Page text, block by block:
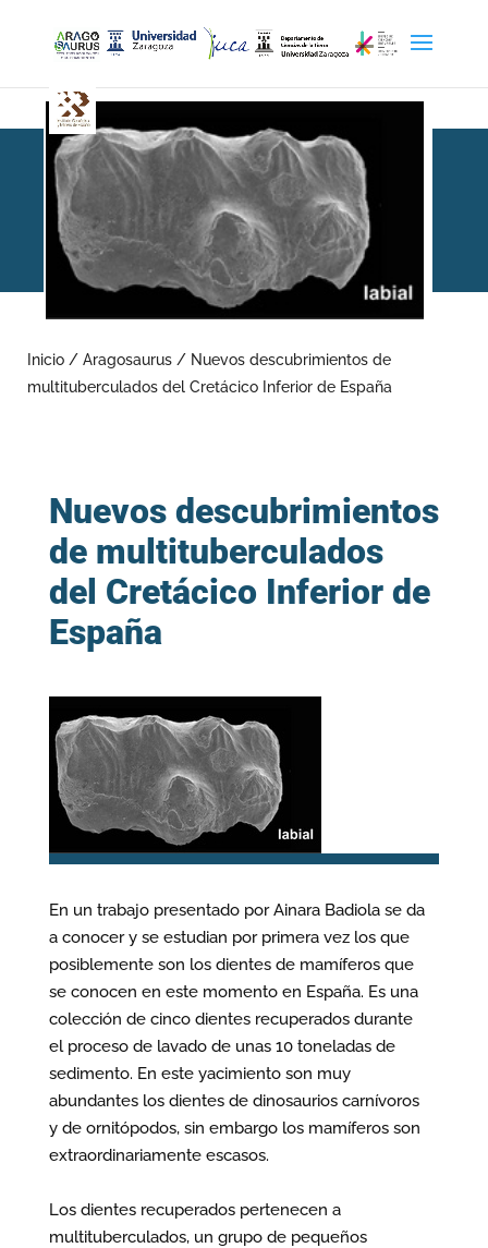
de multituberculados del
Cretácico Inferior de
Inicio / Aragosaurus / Nuevos descubrimientos de
multituberculados del Cretácico Inferior de España
Nuevos descubrimientos
de multituberculados
del Cretácico Inferior de
España
En un trabajo presentado por Ainara Badiola se da
a conocer y se estudian por primera vez los que
posiblemente son los dientes de mamíferos que
se conocen en este momento en España. Es una
colección de cinco dientes recuperados durante
el proceso de lavado de unas 10 toneladas de
sedimento. En este yacimiento son muy
abundantes los dientes de dinosaurios carnívoros
y de ornitópodos, sin embargo los mamíferos son
extraordinariamente escasos.
Los dientes recuperados pertenecen a
multituberculados, un grupo de pequeños